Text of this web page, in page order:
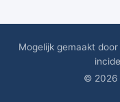
Mogelijk gemaakt door
© 2026